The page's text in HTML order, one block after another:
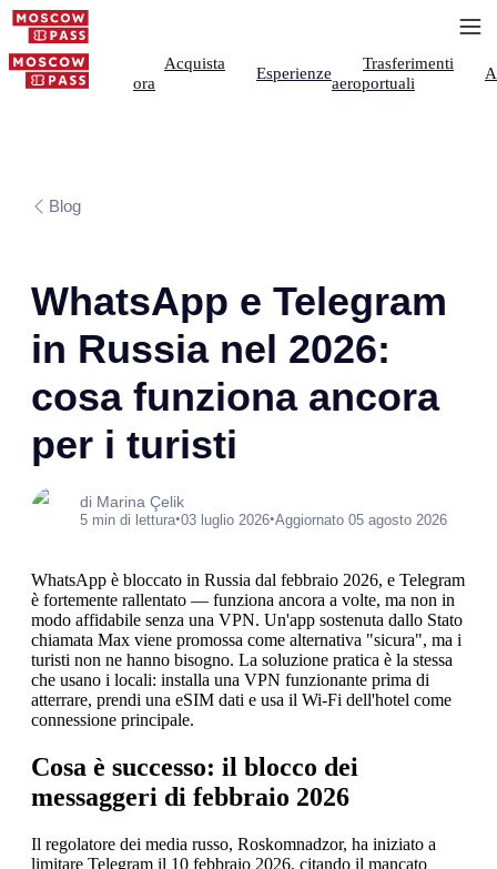
Acquista
ora
Esperienze
Trasferimenti
aeroportuali
Blog
WhatsApp e Telegram
in Russia nel 2026:
cosa funziona ancora
per i turisti
di Marina Çelik
5 min di lettura•03 luglio 2026•Aggiornato 05 agosto 2026
WhatsApp è bloccato in Russia dal febbraio 2026, e Telegram
è fortemente rallentato — funziona ancora a volte, ma non in
modo affidabile senza una VPN. Un'app sostenuta dallo Stato
chiamata Max viene promossa come alternativa "sicura", ma i
turisti non ne hanno bisogno. La soluzione pratica è la stessa
che usano i locali: installa una VPN funzionante prima di
atterrare, prendi una eSIM dati e usa il Wi-Fi dell'hotel come
connessione principale.
Cosa è successo: il blocco dei
messaggeri di febbraio 2026
Il regolatore dei media russo, Roskomnadzor, ha iniziato a
limitare Telegram il 10 febbraio 2026, citando il mancato